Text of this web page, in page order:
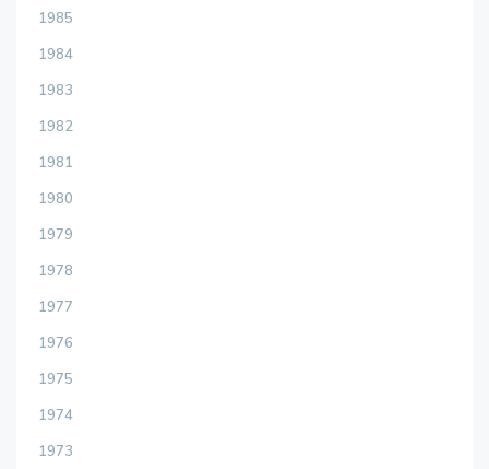
1985
1984
1983
1982
1981
1980
1979
1978
1977
1976
1975
1974
1973